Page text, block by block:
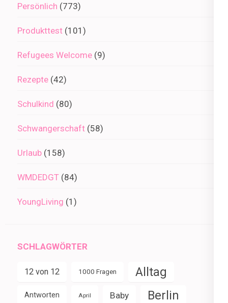
Persönlich (773)
Produkttest (101)
Refugees Welcome (9)
Rezepte (42)
Schulkind (80)
Schwangerschaft (58)
Urlaub (158)
WMDEDGT (84)
YoungLiving (1)
SCHLAGWÖRTER
12 von 12 1000 Fragen Alltag
Antworten April Baby Berlin